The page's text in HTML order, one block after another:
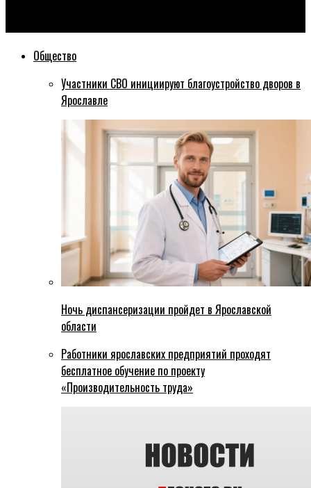
Общество
Участники СВО инициируют благоустройство дворов в
Ярославле
Ночь диспансеризации пройдет в Ярославской
области
Работники ярославских предприятий проходят
бесплатное обучение по проекту
«Производительность труда»